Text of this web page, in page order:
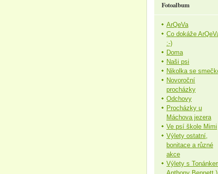
Fotoalbum
ArQeVa
Co dokáže
:-)
Doma
Naši psi
Nikolka se
Novoroční
procházky
Odchovy
Procházky u
Máchova jezera
Ve psí škole Mimi
Výlety ostatní,
bonitace a různé
akce
Výlety s